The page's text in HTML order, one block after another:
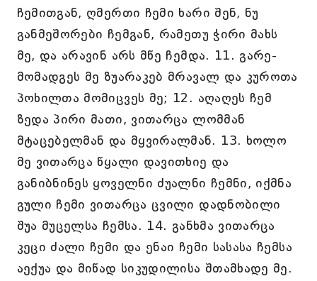
ჩემითგან, ღმერთი ჩემი ხარი შენ, ნუ
განმეშორები ჩემგან, რამეთუ ჭირი მახს
მე, და არავინ არს მწე ჩემდა. 11. გარე-
მომადგეს მე ზუარაკებ მრავალ და კუროთა
პოხილთა მომიცვეს მე; 12. აღაღეს ჩემ
ზედა პირი მათი, ვითარცა ლომმან
მტაცებელმან და მყვირალმან. 13. ხოლო
მე ვითარცა წყალი დავითხიე და
განიბნინეს ყოველნი ძუალნი ჩემნი, იქმნა
გული ჩემი ვითარცა ცვილი დადნობილი
შუა მუცელსა ჩემსა. 14. განხმა ვითარცა
კეცი ძალი ჩემი და ენაი ჩემი სასასა ჩემსა
აექუა და მიწად სიკუდილისა შთამხადე მე.